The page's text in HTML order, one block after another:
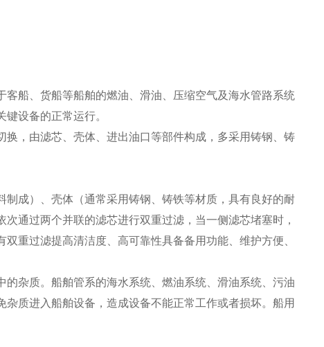
船、货船等船舶的燃油、滑油、压缩空气及海水管路系统
设备的正常运行。
，由滤芯、壳体、进出油口等部件构成，多采用铸钢、铸
成）、壳体（通常采用铸钢、铸铁等材质，具有良好的耐
次通过两个并联的滤芯进行双重过滤，当一侧滤芯堵塞时，
重过滤提高清洁度、高可靠性具备备用功能、维护方便、
杂质。船舶管系的海水系统、燃油系统、滑油系统、污油
质进入船舶设备，造成设备不能正常工作或者损坏。船用